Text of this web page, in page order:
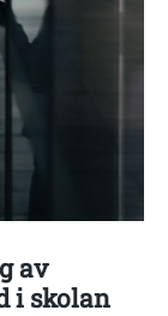
av
i skolan